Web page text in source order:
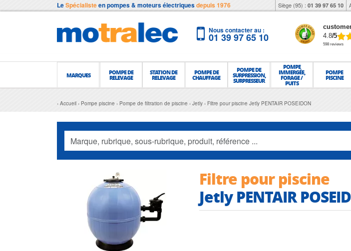
LeSpécialisteen pompes & moteurs électriquesdepuis 1976 Siège (95) : 01 39 97 65 10
Nous contacter au :
01 39 97 65 10 4.8/5
598 reviews
MARQUES POMPE DE
RELEVAGE
STATION DE
RELEVAGE
POMPE DE
CHAUFFAGE
POMPE DE
SURPRESSION,
SURPRESSEUR
POMPE
IMMERGÉE,
FORAGE /
PUITS
POMPE
PISCINE
Accueil Pompe piscine Pompe de filtration de piscine Jetly Filtre pour piscine Jetly PENTAIR POSEIDON
Filtre pour piscine
Jetly PENTAIR